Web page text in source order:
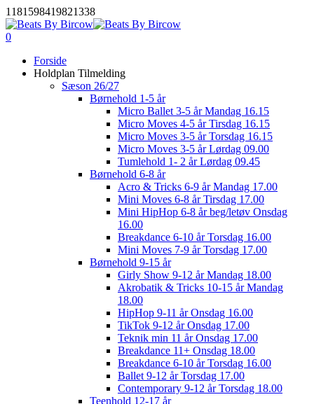
1181598419821338Skip
to
0
Forside
Holdplan Tilmelding
Sæson 26/27
Børnehold 1-5 år
Micro Ballet 3-5 år Mandag 16.15
Micro Moves 4-5 år Tirsdag 16.15
Micro Moves 3-5 år Torsdag 16.15
Micro Moves 3-5 år Lørdag 09.00
Tumlehold 1- 2 år Lørdag 09.45
Børnehold 6-8 år
Acro & Tricks 6-9 år Mandag 17.00
Mini Moves 6-8 år Tirsdag 17.00
Mini HipHop 6-8 år beg/letøv Onsdag
16.00
Breakdance 6-10 år Torsdag 16.00
Mini Moves 7-9 år Torsdag 17.00
Børnehold 9-15 år
Girly Show 9-12 år Mandag 18.00
Akrobatik & Tricks 10-15 år Mandag
18.00
HipHop 9-11 år Onsdag 16.00
TikTok 9-12 år Onsdag 17.00
Teknik min 11 år Onsdag 17.00
Breakdance 11+ Onsdag 18.00
Breakdance 6-10 år Torsdag 16.00
Ballet 9-12 år Torsdag 17.00
Contemporary 9-12 år Torsdag 18.00
Teenhold 12-17 år